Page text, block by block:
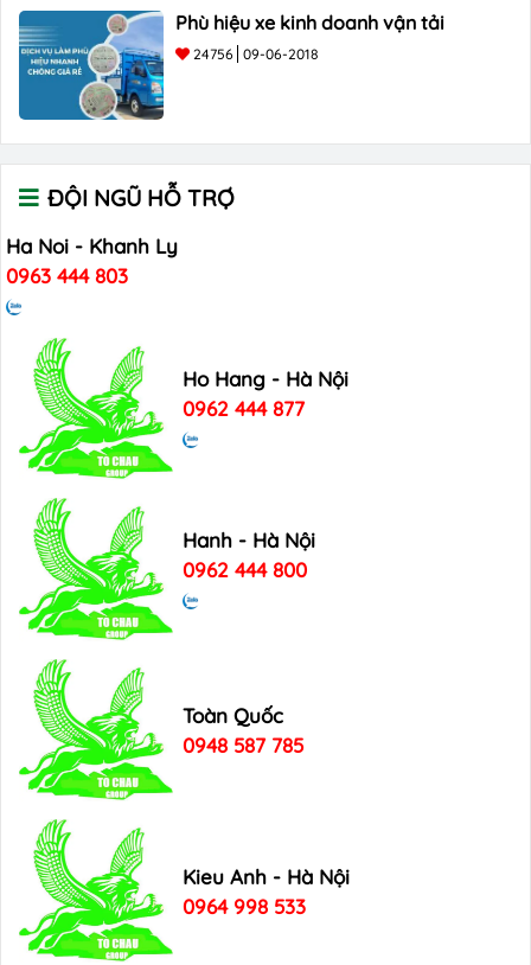
Phù hiệu xe kinh doanh vận tải
24756 09-06-2018
ĐỘI NGŨ HỖ TRỢ
Ha Noi - Khanh Ly
0963 444 803
Ho Hang - Hà Nội
0962 444 877
Hanh - Hà Nội
0962 444 800
Toàn Quốc
0948 587 785
Kieu Anh - Hà Nội
0964 998 533